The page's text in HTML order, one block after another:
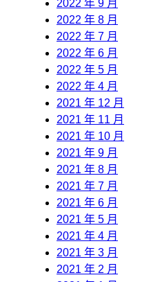
2022 年 9 月
2022 年 8 月
2022 年 7 月
2022 年 6 月
2022 年 5 月
2022 年 4 月
2021 年 12 月
2021 年 11 月
2021 年 10 月
2021 年 9 月
2021 年 8 月
2021 年 7 月
2021 年 6 月
2021 年 5 月
2021 年 4 月
2021 年 3 月
2021 年 2 月